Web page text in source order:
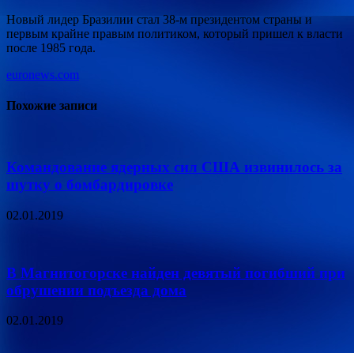
Новый лидер Бразилии стал 38-м президентом страны и
первым крайне правым политиком, который пришел к власти
после 1985 года.
euronews.com
Похожие записи
Командование ядерных сил США извинилось за
шутку о бомбардировке
02.01.2019
В Магнитогорске найден девятый погибший при
обрушении подъезда дома
02.01.2019